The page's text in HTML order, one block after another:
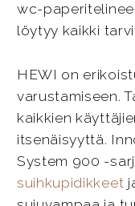
wc-
löytyy kaikki
HEWI on
varustamiseen.
kaikkien
itsenäisyyttä.
System 900 -
suihkupidikkeet